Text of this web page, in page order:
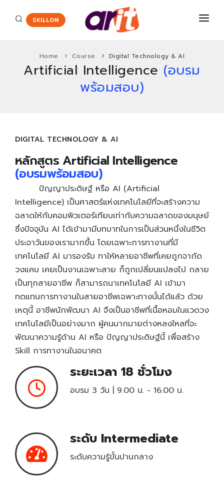
SKILLON
COURSES
App Development with Swift Certification
Autodesk Certified User Certificate
Critical Career Skills
New
Entrepreneurship and Small Business
Health Sciences Careers
New
Hospitality and Culinary Arts Careers
IC3 Digital Literacy Certification HOT
IC3 Spark
Intuit Personal Finance
New
IT Specialist Certification
Meta Certified New
Microsoft Office Specialist HOT
Microsoft Certified Educator
Project Management Ready™
Unity Certified User Certification
PROMOTION
ABOUT US
CONTACT
Home Course Digital Technology & AI
Artificial Intelligence (อบรม
พร้อมสอบ)
DIGITAL TECHNOLOGY & AI
หลักสูตร Artificial Intelligence
(อบรมพร้อมสอบ)
ปัญญาประดิษฐ์ หรือ AI (Artificial
Intelligence) เป็นศาสตร์แห่งเทคโนโลยีที่จะสร้างความ
ฉลาดให้กับคอมพิวเตอร์เทียบเท่ากับความฉลาดของมนุษย์
ซึ่งปัจจุบัน AI ได้เข้ามามีบทบาทในการเป็นส่วนหนึ่งในชีวิต
ประจาวันของเรามากขึ้น โดยเฉพาะการทางานที่มี
เทคโนโลยี AI มารองรับ ทาให้หลายอาชีพที่เคยถูกจากัด
วงแคบ เคยเป็นงานเฉพาะสาย ก็ถูกเปลี่ยนแปลงไป กลาย
เป็นทุกสายอาชีพ ก็สามารถนาเทคโนโลยี AI เข้ามา
ทดแทนการทางานในสายอาชีพเฉพาะทางนั้นได้แล้ว ด้วย
เหตุนี้ อาชีพนักพัฒนา AI จึงเป็นอาชีพที่เนื้อหอมในแวดวง
เทคโนโลยีเป็นอย่างมาก ผู้คนมากมายต่างหลงใหลที่จะ
พัฒนาความรู้ด้าน AI หรือ ปัญญาประดิษฐ์นี้ เพื่อสร้าง
Skill การทางานในอนาคต
ระยะเวลา 18 ชั่วโมง
อบรม 3 วัน | 9.00 น. - 16.00 น.
ระดับ Intermediate
ระดับความรู้ขั้นปานกลาง